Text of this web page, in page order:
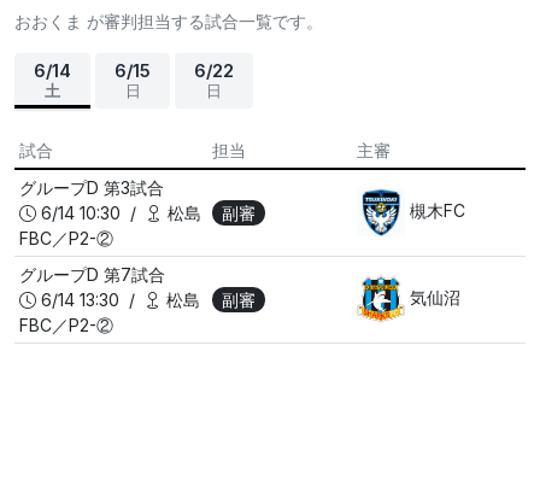
おおくま が審判担当する試合一覧です。
6/14
土
6/15
日
6/22
日
試合 担当 主審
グループD 第3試合
6/14 10:30 /
松島
FBC／P2-②
副審 槻木FC
グループD 第7試合
6/14 13:30 /
松島
FBC／P2-②
副審 気仙沼